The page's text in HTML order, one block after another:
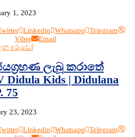
1, 2023
Linkedin Whatsapp
Telegram
Viber
Email
දරුවෝ
ලැබූ කරාතේ
Didula Kids | Didulana
75
23, 2023
Linkedin Whatsapp
Telegram